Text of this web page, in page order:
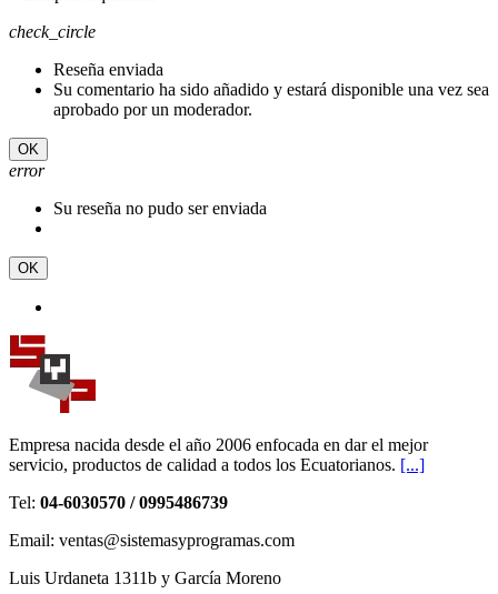
check_circle
Reseña enviada
Su comentario ha sido añadido y estará disponible una vez sea
aprobado por un moderador.
OK
error
Su reseña no pudo ser enviada
OK
Empresa nacida desde el año 2006 enfocada en dar el mejor
servicio, productos de calidad a todos los Ecuatorianos. [...]
Tel: 04-6030570 / 0995486739
Email: ventas@sistemasyprogramas.com
Luis Urdaneta 1311b y García Moreno